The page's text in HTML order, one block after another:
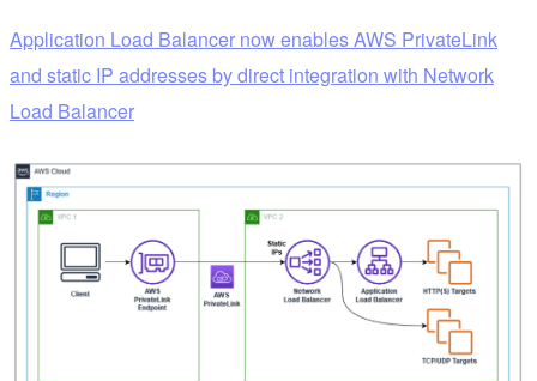
Application Load Balancer now enables AWS PrivateLink
and static IP addresses by direct integration with Network
Load Balancer